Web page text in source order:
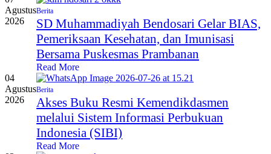
Agustus
2026
Berita
SD Muhammadiyah Bendosari Gelar BIAS,
Pemeriksaan Kesehatan, dan Imunisasi
Bersama Puskesmas Prambanan
Read More
04
Agustus
2026
Berita
Akses Buku Resmi Kemendikdasmen
melalui Sistem Informasi Perbukuan
Indonesia (SIBI)
Read More